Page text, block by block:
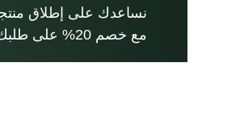
نساعدك على إطلاق
مع خصم 20% على طلبك الأول!